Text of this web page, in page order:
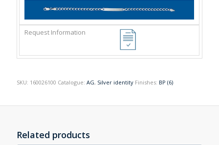
SKU: 160026100 Catalogue: AG, Silver identity Finishes: BP (6)
Related products